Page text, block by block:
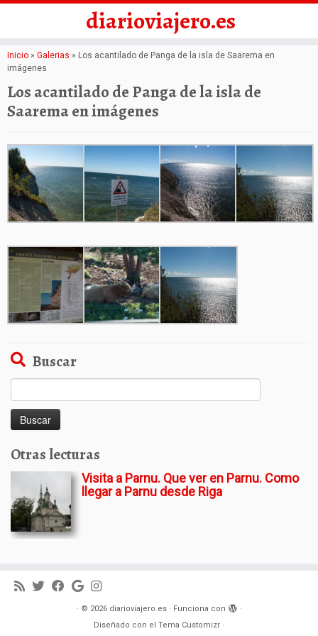
Saltar
al
contenido
diarioviajero.es
Inicio » Galerias » Los acantilado de Panga de la isla de Saarema en
imágenes
Los acantilado de Panga de la isla de
Saarema en imágenes
Buscar
Otras lecturas
Visita a Parnu. Que ver en Parnu. Como
llegar a Parnu desde Riga
· © 2026 diarioviajero.es· Funciona con
·
Diseñado con el Tema Customizr ·